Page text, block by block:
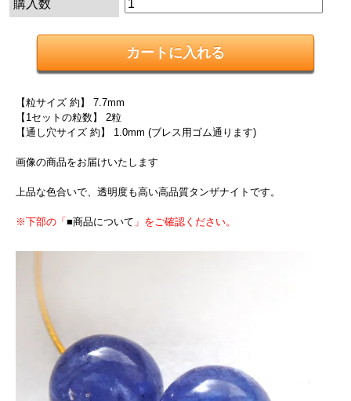
購入数
【粒サイズ 約】 7.7mm
【1セットの粒数】 2粒
【通し穴サイズ 約】 1.0mm (ブレス用ゴム通ります)
画像の商品をお届けいたします
上品な色合いで、透明度も高い高品質タンザナイトです。
※下部の「 ■商品について 」をご確認ください。